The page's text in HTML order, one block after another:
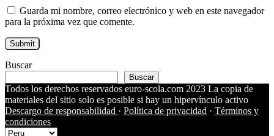
Guarda mi nombre, correo electrónico y web en este navegador
para la próxima vez que comente.
Buscar
Buscar
Todos los derechos reservados euro-scola.com 2023 La copia de
materiales del sitio solo es posible si hay un hipervínculo activo
Descargo de responsabilidad · Política de privacidad · Términos y
condiciones
Choose